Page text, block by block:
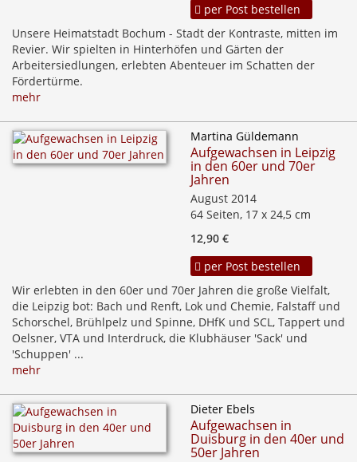
per Post bestellen
Unsere Heimatstadt Bochum - Stadt der Kontraste, mitten im
Revier. Wir spielten in Hinterhöfen und Gärten der
Arbeitersiedlungen, erlebten Abenteuer im Schatten der
Fördertürme.
mehr
Martina Güldemann
Aufgewachsen in Leipzig
in den 60er und 70er
Jahren
August 2014
64 Seiten, 17 x 24,5 cm
12,90 €
per Post bestellen
Wir erlebten in den 60er und 70er Jahren die große Vielfalt,
die Leipzig bot: Bach und Renft, Lok und Chemie, Falstaff und
Schorschel, Brühlpelz und Spinne, DHfK und SCL, Tappert und
Oelsner, VTA und Interdruck, die Klubhäuser 'Sack' und
'Schuppen' ...
mehr
Dieter Ebels
Aufgewachsen in
Duisburg in den 40er und
50er Jahren